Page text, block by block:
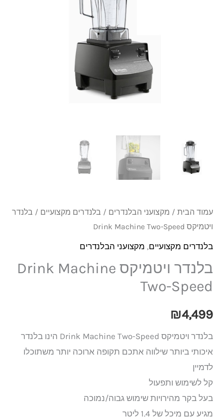
עמוד הבית / מקצועני הבלנדרים / בלנדרים מקצועיים / בלנדר
ויטמיקס Drink Machine Two-Speed
בלנדרים מקצועיים, מקצועני הבלנדרים
בלנדר ויטמיקס Drink Machine
Two-Speed
₪4,499
בלנדר ויטמיקס Drink Machine Two-Speed הינו בלנדר
איכותי ביותר שילווה אתכם תקופה ארוכה יותר משתוכלו
לדמיין
קל לשימוש ותפעול
בעל בקר מהירויות שימוש גבוה/נמוכה
מגיע עם מיכל של 1.4 ליטר